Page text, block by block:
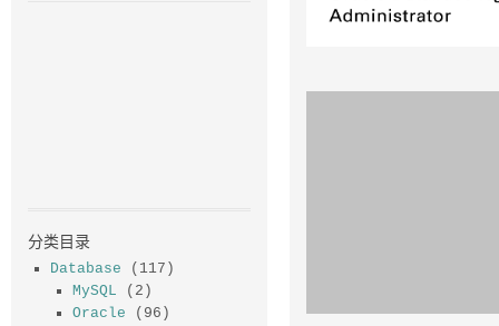
分类目录
Database (117)
MySQL (2)
Oracle (96)